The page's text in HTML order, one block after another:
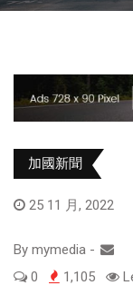
加國新聞
25 11 月, 2022
By mymedia -
0
1,105